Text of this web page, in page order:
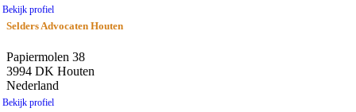
Bekijk profiel
Selders Advocaten Houten
Papiermolen 38
3994 DK Houten
Nederland
Bekijk profiel